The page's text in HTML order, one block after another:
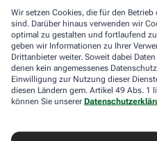
Wir setzen Cookies, die für den
sind. Darüber hinaus verwenden wir
optimal zu gestalten und fortlaufend
geben wir Informationen zu Ihrer
Drittanbieter weiter. Soweit dabei
denen kein angemessenes
Einwilligung zur Nutzung dieser
diesen Ländern gem. Artikel 49 Abs. 1
können Sie unserer
Interdentalbürsten „prime“
Zahnzwischenraum effektiv und
Zahnfleischrand über die
Kontaktstelle. Selbst kleinste
Verletzungsgefahr behandelt –
und extrastarken
Reinigungsbewegung
Das House of Mouth bündelt